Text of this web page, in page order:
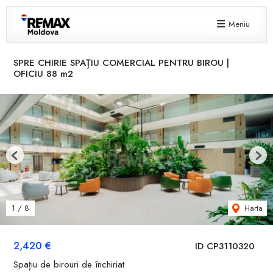
Meniu
SPRE CHIRIE SPAȚIU COMERCIAL PENTRU BIROU |
OFICIU 88 m2
ID CP3110320
2,420 €
Spațiu de birouri de închiriat
1 / 8 Harta
Previous Next